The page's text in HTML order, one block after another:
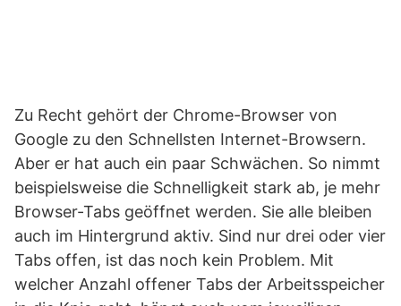
Zu Recht gehört der Chrome-Browser von
Google zu den Schnellsten Internet-Browsern.
Aber er hat auch ein paar Schwächen. So nimmt
beispielsweise die Schnelligkeit stark ab, je mehr
Browser-Tabs geöffnet werden. Sie alle bleiben
auch im Hintergrund aktiv. Sind nur drei oder vier
Tabs offen, ist das noch kein Problem. Mit
welcher Anzahl offener Tabs der Arbeitsspeicher